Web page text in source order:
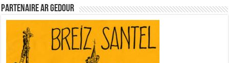
Partenaire Ar Gedour